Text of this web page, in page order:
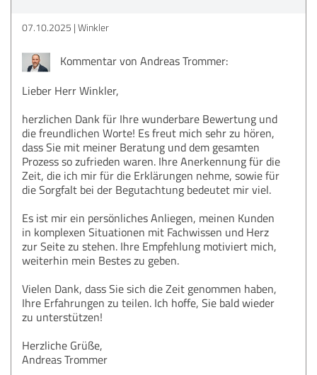
07.10.2025 Winkler
Kommentar von Andreas Trommer:
Lieber Herr Winkler,
herzlichen Dank für Ihre wunderbare Bewertung und
die freundlichen Worte! Es freut mich sehr zu hören,
dass Sie mit meiner Beratung und dem gesamten
Prozess so zufrieden waren. Ihre Anerkennung für die
Zeit, die ich mir für die Erklärungen nehme, sowie für
die Sorgfalt bei der Begutachtung bedeutet mir viel.
Es ist mir ein persönliches Anliegen, meinen Kunden
in komplexen Situationen mit Fachwissen und Herz
zur Seite zu stehen. Ihre Empfehlung motiviert mich,
weiterhin mein Bestes zu geben.
Vielen Dank, dass Sie sich die Zeit genommen haben,
Ihre Erfahrungen zu teilen. Ich hoffe, Sie bald wieder
zu unterstützen!
Herzliche Grüße,
Andreas Trommer